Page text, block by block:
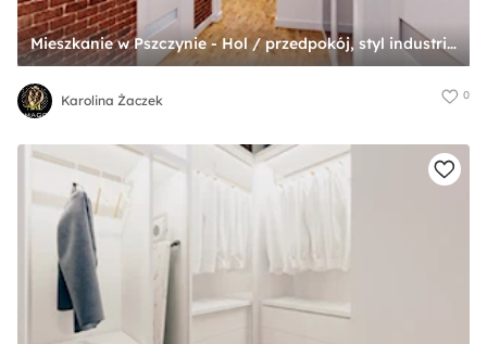
Mieszkanie w Pszczynie - Hol / przedpokój, styl industrialny - zdjęcie od Karolina Żaczek
Karolina Żaczek 0